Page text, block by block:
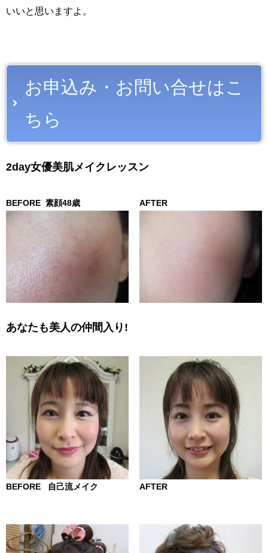
いいと思いますよ。
お申込み・お問い合せはこ
ちら
2day女優美肌メイクレッスン
BEFORE 素顔48歳 AFTER
あなたも美人の仲間入り!
BEFORE 自己流メイク AFTER